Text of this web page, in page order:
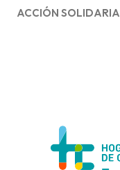
ACCIÓN SOLIDARIA